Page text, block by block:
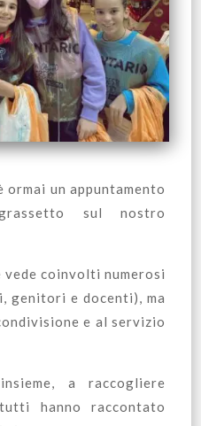
un appuntamento
sul nostro
vede coinvolti numerosi
genitori e docenti), ma
e al servizio
a raccogliere
hanno raccontato